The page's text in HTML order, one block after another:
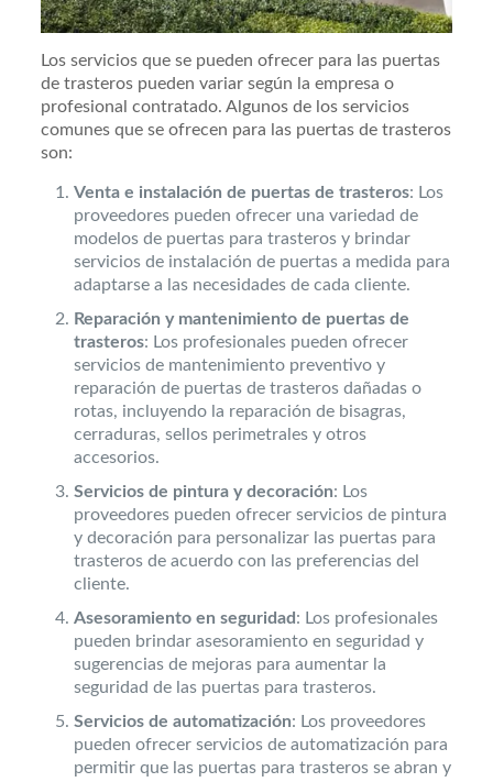
Los servicios que se pueden ofrecer para las puertas
de trasteros pueden variar según la empresa o
profesional contratado. Algunos de los servicios
comunes que se ofrecen para las puertas de trasteros
son:
Venta e instalación de puertas de trasteros: Los
proveedores pueden ofrecer una variedad de
modelos de puertas para trasteros y brindar
servicios de instalación de puertas a medida para
adaptarse a las necesidades de cada cliente.
Reparación y mantenimiento de puertas de
trasteros: Los profesionales pueden ofrecer
servicios de mantenimiento preventivo y
reparación de puertas de trasteros dañadas o
rotas, incluyendo la reparación de bisagras,
cerraduras, sellos perimetrales y otros
accesorios.
Servicios de pintura y decoración: Los
proveedores pueden ofrecer servicios de pintura
y decoración para personalizar las puertas para
trasteros de acuerdo con las preferencias del
cliente.
Asesoramiento en seguridad: Los profesionales
pueden brindar asesoramiento en seguridad y
sugerencias de mejoras para aumentar la
seguridad de las puertas para trasteros.
Servicios de automatización: Los proveedores
pueden ofrecer servicios de automatización para
permitir que las puertas para trasteros se abran y